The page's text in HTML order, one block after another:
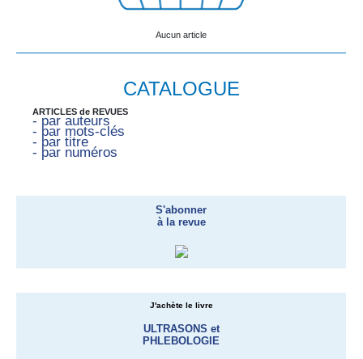
Aucun article
CATALOGUE
ARTICLES de REVUES
- par auteurs
- par mots-clés
- par titre
- par numéros
S'abonner
à la revue
J'achète le livre
ULTRASONS et
PHLEBOLOGIE